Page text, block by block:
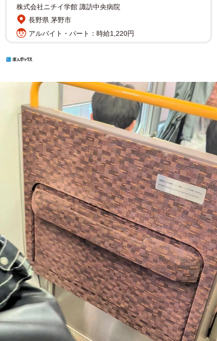
株式会社ニチイ学館 諏訪中央病院
長野県 茅野市
アルバイト・パート：時給1,220円